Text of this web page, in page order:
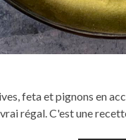
feta et pignons en
régal. C'est une